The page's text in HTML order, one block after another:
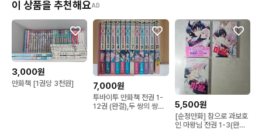
이 상품을 추천해요AD
3,000원
만화책 [1권당 3천원] 7,000원
투바이투 만화책 전권 1-
12권 (완결),두 쌍의 쌍둥
5,500원
[순정만화] 참으로 과보호
인 마왕님 전권 1-3(완결)